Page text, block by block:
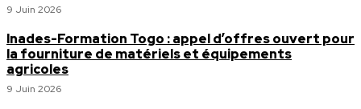
9 Juin 2026
Inades-Formation Togo : appel d’offres ouvert pour
la fourniture de matériels et équipements
agricoles
9 Juin 2026